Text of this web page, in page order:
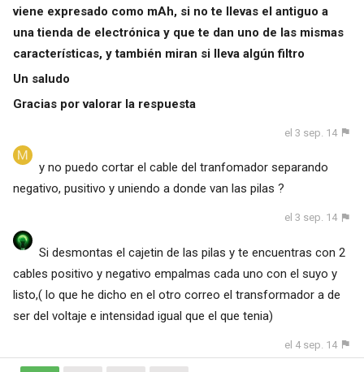
viene expresado como mAh, si no te llevas el antiguo a
una tienda de electrónica y que te dan uno de las mismas
características, y también miran si lleva algún filtro
Un saludo
Gracias por valorar la respuesta
el 3 sep. 14
y no puedo cortar el cable del tranfomador separando
negativo, pusitivo y uniendo a donde van las pilas ?
el 3 sep. 14
Si desmontas el cajetin de las pilas y te encuentras con 2
cables positivo y negativo empalmas cada uno con el suyo y
listo,( lo que he dicho en el otro correo el transformador a de
ser del voltaje e intensidad igual que el que tenia)
el 4 sep. 14